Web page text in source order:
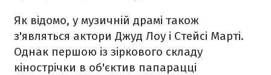
Як відомо, у музичній драмі також
з'являться актори Джуд Лоу і Стейсі Марті.
Однак першою із зіркового складу
кінострічки в об'єктив папарацці